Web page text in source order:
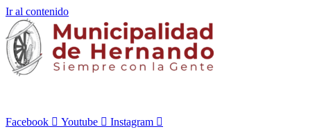
Ir al contenido
Facebook Youtube Instagram